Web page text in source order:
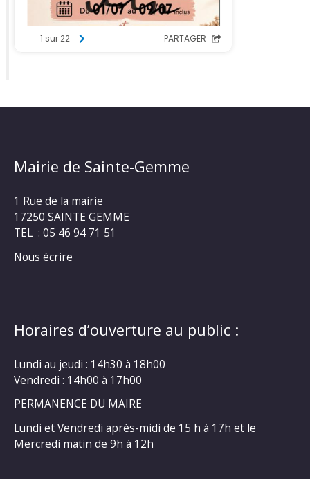
Mairie de Sainte-Gemme
1 Rue de la mairie
17250 SAINTE GEMME
TEL : 05 46 94 71 51
Nous écrire
Horaires d’ouverture au public :
Lundi au jeudi : 14h30 à 18h00
Vendredi : 14h00 à 17h00
PERMANENCE DU MAIRE
Lundi et Vendredi après-midi de 15 h à 17h et le
Mercredi matin de 9h à 12h